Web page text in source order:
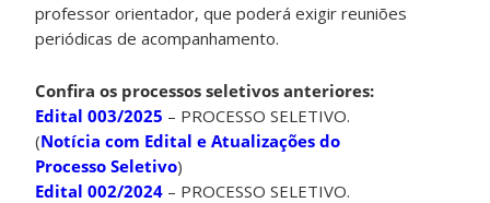
professor orientador, que poderá exigir reuniões
periódicas de acompanhamento.
Confira os processos seletivos anteriores:
Edital 003/2025 – PROCESSO SELETIVO.
(Notícia com Edital e Atualizações do
Processo Seletivo)
Edital 002/2024 – PROCESSO SELETIVO.